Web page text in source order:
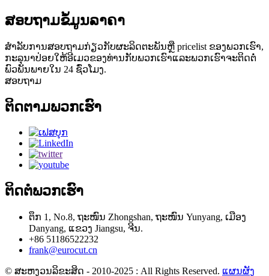
ສອບຖາມຂໍ້ມູນລາຄາ
ສໍາ​ລັບ​ການ​ສອບ​ຖາມ​ກ່ຽວ​ກັບ​ຜະ​ລິດ​ຕະ​ພັນ​ຫຼື pricelist ຂອງ​ພວກ​ເຮົາ​,
ກະ​ລຸ​ນາ​ປ່ອຍ​ໃຫ້​ອີ​ເມວ​ຂອງ​ທ່ານ​ກັບ​ພວກ​ເຮົາ​ແລະ​ພວກ​ເຮົາ​ຈະ​ຕິດ​ຕໍ່​
ພົວ​ພັນ​ພາຍ​ໃນ 24 ຊົ່ວ​ໂມງ​.
ສອບຖາມ
ຕິດຕາມພວກເຮົາ
ຕິດຕໍ່ພວກເຮົາ
ຕຶກ 1, No.8, ຖະໜົນ Zhongshan, ຖະໜົນ Yunyang, ເມືອງ
Danyang, ແຂວງ Jiangsu, ຈີນ.
+86 51186522232
frank@eurocut.cn
© ສະຫງວນລິຂະສິດ - 2010-2025 : All Rights Reserved. ແຜນຜັງ